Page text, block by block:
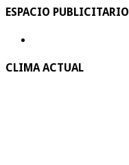
ESPACIO PUBLICITARIO
CLIMA ACTUAL